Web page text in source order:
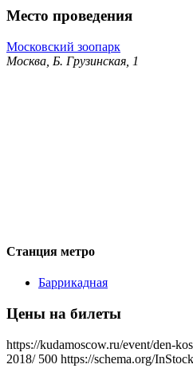
Место проведения
Московский зоопарк
Москва, Б. Грузинская, 1
Станция метро
Баррикадная
Цены на билеты
https://kudamoscow.ru/event/den-
2018/ 500 https://schema.org/InStock